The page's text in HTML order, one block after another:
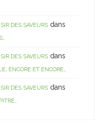
DES SAVEURS dans
DES SAVEURS dans
ENCORE ET ENCORE…
DES SAVEURS dans